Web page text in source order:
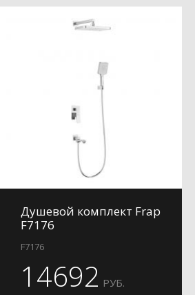
Душевой комплект Frap
F7176
F7176
14692 РУБ.